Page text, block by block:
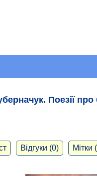
Поезії
Відгуки (0) Мітки